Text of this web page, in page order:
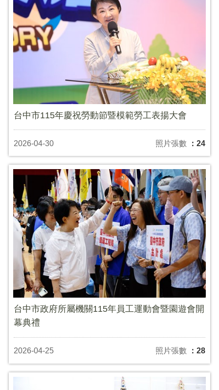
台中市115年慶祝勞動節暨模範勞工表揚大會
2026-04-30 照片張數 ：24
台中市政府所屬機關115年員工運動會暨園遊會開
幕典禮
2026-04-25 照片張數 ：28